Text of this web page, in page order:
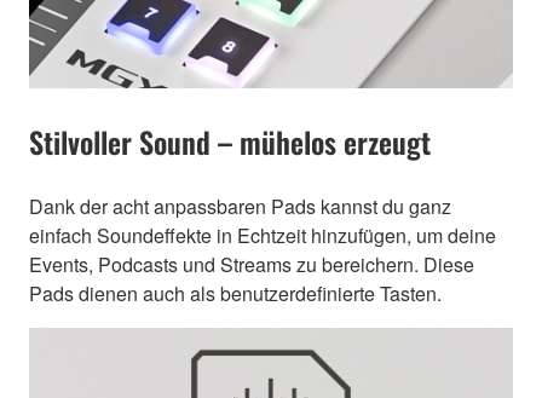
Stilvoller Sound – mühelos erzeugt
Dank der acht anpassbaren Pads kannst du ganz
einfach Soundeffekte in Echtzeit hinzufügen, um deine
Events, Podcasts und Streams zu bereichern. Diese
Pads dienen auch als benutzerdefinierte Tasten.